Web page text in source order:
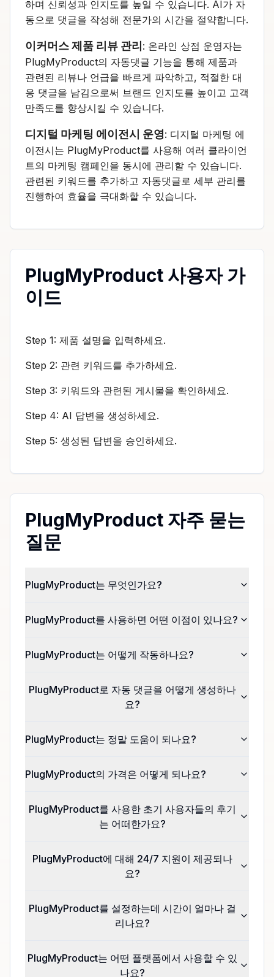
하며 신뢰성과 인지도를 높일 수 있습니다. AI가 자
동으로 댓글을 작성해 전문가의 시간을 절약합니다.
이커머스 제품 리뷰 관리 : 온라인 상점 운영자는
PlugMyProduct의 자동댓글 기능을 통해 제품과
관련된 리뷰나 언급을 빠르게 파악하고, 적절한 대
응 댓글을 남김으로써 브랜드 인지도를 높이고 고객
만족도를 향상시킬 수 있습니다.
디지털 마케팅 에이전시 운영: 디지털 마케팅 에
이전시는 PlugMyProduct를 사용해 여러 클라이언
트의 마케팅 캠페인을 동시에 관리할 수 있습니다.
관련된 키워드를 추가하고 자동댓글로 세부 관리를
진행하여 효율을 극대화할 수 있습니다.
PlugMyProduct 사용자 가
이드
Step 1: 제품 설명을 입력하세요.
Step 2: 관련 키워드를 추가하세요.
Step 3: 키워드와 관련된 게시물을 확인하세요.
Step 4: AI 답변을 생성하세요.
Step 5: 생성된 답변을 승인하세요.
PlugMyProduct 자주 묻는
질문
PlugMyProduct는 무엇인가요?
PlugMyProduct를 사용하면 어떤 이점이 있나요?
PlugMyProduct는 어떻게 작동하나요?
PlugMyProduct로 자동 댓글을 어떻게 생성하나
요?
PlugMyProduct는 정말 도움이 되나요?
PlugMyProduct의 가격은 어떻게 되나요?
PlugMyProduct를 사용한 초기 사용자들의 후기
는 어떠한가요?
PlugMyProduct에 대해 24/7 지원이 제공되나
요?
PlugMyProduct를 설정하는데 시간이 얼마나 걸
리나요?
PlugMyProduct는 어떤 플랫폼에서 사용할 수 있
나요?